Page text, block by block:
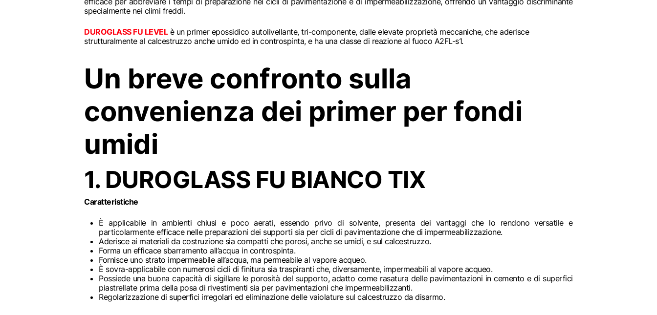
specialmente nei climi freddi.
DUROGLASS FU LEVELè un primer epossidico autolivellante, tri-componente, dalle elevate proprietà meccaniche, che aderisce
strutturalmente al calcestruzzo anche umido ed in controspinta, e ha una classe di reazione al fuoco A2FL-s1.
Un breve confronto sulla
convenienza dei primer per fondi
umidi
1. DUROGLASS FU BIANCO TIX
Caratteristiche
È applicabile in ambienti chiusi e poco aerati, essendo privo di solvente, presenta dei vantaggi che lo rendono versatile e
particolarmente efficace nelle preparazioni dei supporti sia per cicli di pavimentazione che di impermeabilizzazione.
Aderisce ai materiali da costruzione sia compatti che porosi, anche se umidi, e sul calcestruzzo.
Forma un efficace sbarramento all’acqua in controspinta.
Fornisce uno strato impermeabile all’acqua, ma permeabile al vapore acqueo.
È sovra-applicabile con numerosi cicli di finitura sia traspiranti che, diversamente, impermeabili al vapore acqueo.
Possiede una buona capacità di sigillare le porosità del supporto, adatto come rasatura delle pavimentazioni in cemento e di superfici
piastrellate prima della posa di rivestimenti sia per pavimentazioni che impermeabilizzanti.
Regolarizzazione di superfici irregolari ed eliminazione delle vaiolature sul calcestruzzo da disarmo.